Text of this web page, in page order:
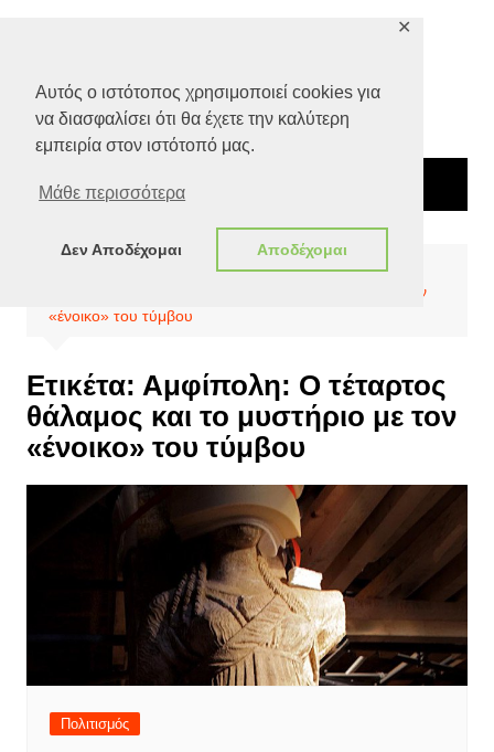
Αυτός ο ιστότοπος χρησιμοποιεί cookies για
να διασφαλίσει ότι θα έχετε την καλύτερη
εμπειρία στον ιστότοπό μας.
Μάθε περισσότερα
Δεν Αποδέχομαι Αποδέχομαι
✕
Αμφίπολη: Ο τέταρτος θάλαμος και το μυστήριο με τον
«ένοικο» του τύμβου
Ετικέτα: Αμφίπολη: Ο τέταρτος
θάλαμος και το μυστήριο με τον
«ένοικο» του τύμβου
Πολιτισμός